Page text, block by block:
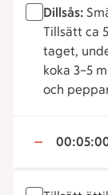
Dillsås:
Tillsätt ca
taget,
koka 3–5
och